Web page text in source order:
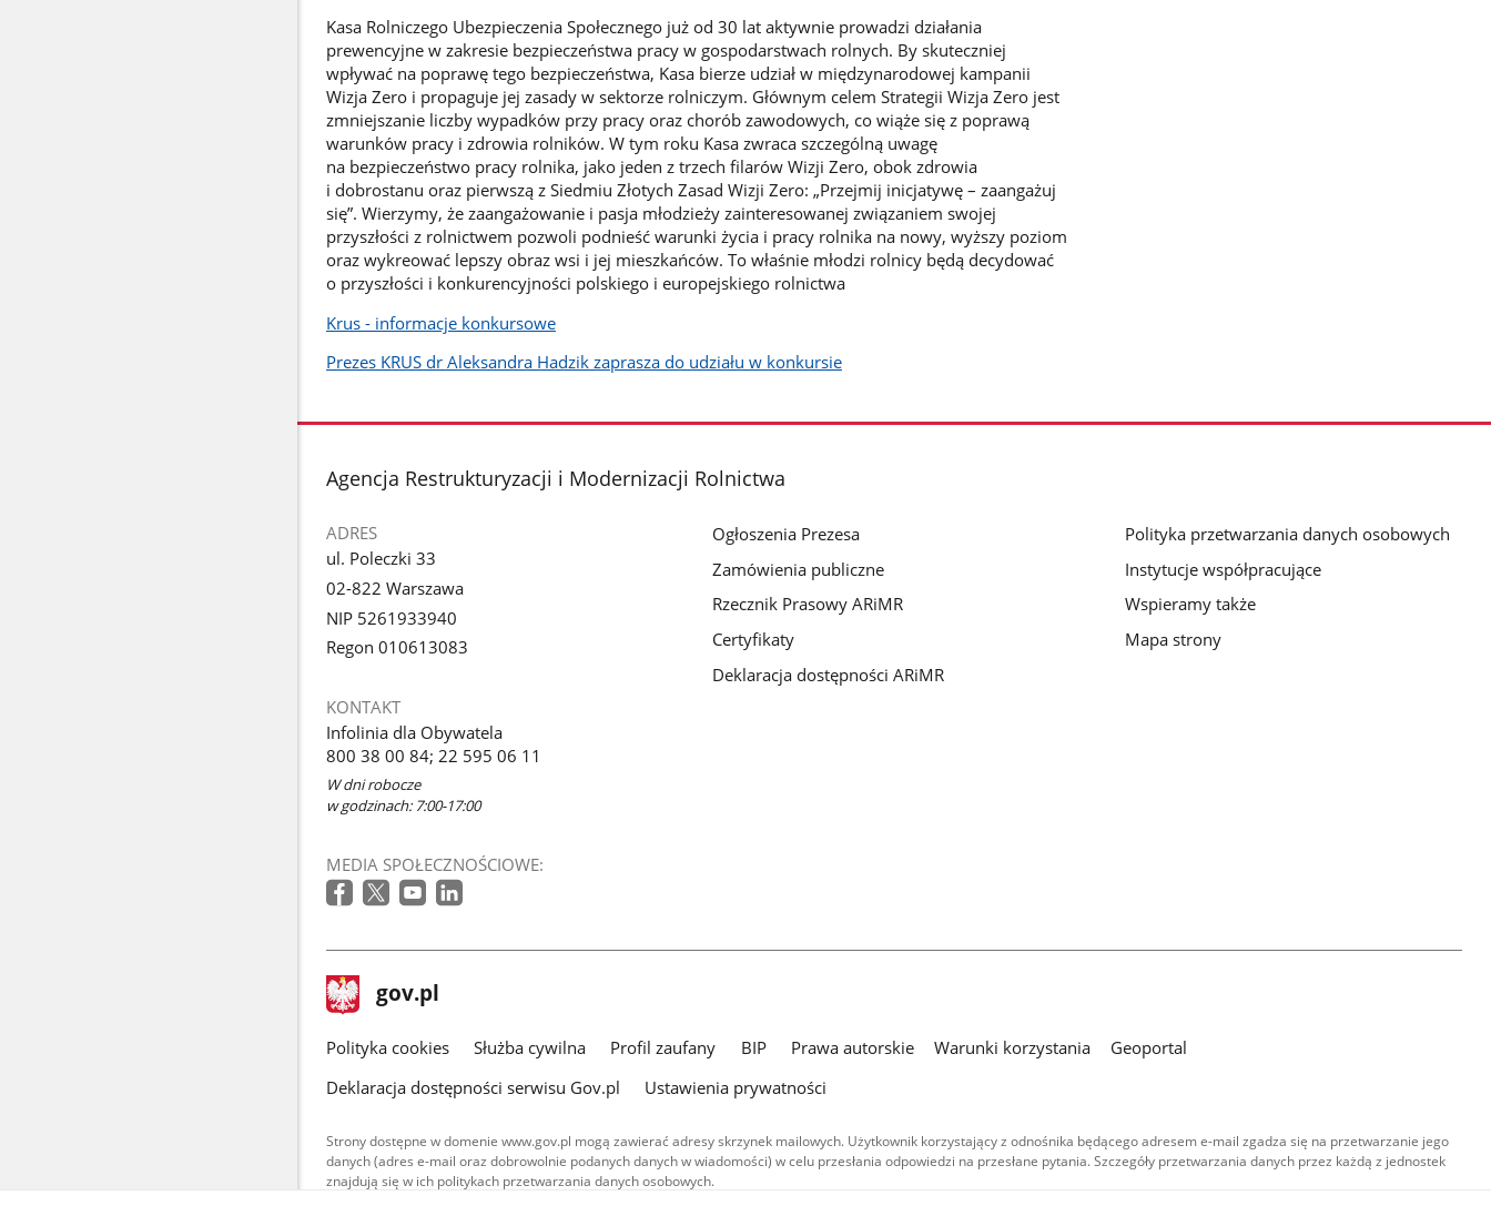
Kasa Rolniczego Ubezpieczenia Społecznego już od 30 lat aktywnie prowadzi działania
prewencyjne w zakresie bezpieczeństwa pracy w gospodarstwach rolnych. By skuteczniej
wpływać na poprawę tego bezpieczeństwa, Kasa bierze udział w międzynarodowej kampanii
Wizja Zero i propaguje jej zasady w sektorze rolniczym. Głównym celem Strategii Wizja Zero jest
zmniejszanie liczby wypadków przy pracy oraz chorób zawodowych, co wiąże się z poprawą
warunków pracy i zdrowia rolników. W tym roku Kasa zwraca szczególną uwagę
na bezpieczeństwo pracy rolnika, jako jeden z trzech filarów Wizji Zero, obok zdrowia
i dobrostanu oraz pierwszą z Siedmiu Złotych Zasad Wizji Zero: „Przejmij inicjatywę – zaangażuj
się”. Wierzymy, że zaangażowanie i pasja młodzieży zainteresowanej związaniem swojej
przyszłości z rolnictwem pozwoli podnieść warunki życia i pracy rolnika na nowy, wyższy poziom
oraz wykreować lepszy obraz wsi i jej mieszkańców. To właśnie młodzi rolnicy będą decydować
o przyszłości i konkurencyjności polskiego i europejskiego rolnictwa
Krus - informacje konkursowe
Prezes KRUS dr Aleksandra Hadzik zaprasza do udziału w konkursie
stopka
Agencja Restrukturyzacji i Modernizacji Rolnictwa
ADRES
ul. Poleczki 33
02-822 Warszawa
NIP 5261933940
Regon 010613083
KONTAKT
Infolinia dla Obywatela
800 38 00 84; 22 595 06 11
W dni robocze
w godzinach: 7:00-17:00
MEDIA SPOŁECZNOŚCIOWE:
Ogłoszenia Prezesa
Zamówienia publiczne
Rzecznik Prasowy ARiMR
Certyfikaty
Deklaracja dostępności ARiMR
Polityka przetwarzania danych osobowych
Instytucje współpracujące
Wspieramy także
Mapa strony
stopka
gov.pl Strona
gov.pl
gov.pl
Polityka cookies Służba cywilna Profil zaufany BIP Prawa autorskie Warunki korzystania
Geoportal
Deklaracja dostępności serwisu Gov.pl
Ustawienia prywatności
Strony dostępne w domenie www.gov.pl mogą zawierać adresy skrzynek mailowych. Użytkownik korzystający z odnośnika będącego adresem e-mail zgadza się na przetwarzanie jego
danych (adres e-mail oraz dobrowolnie podanych danych w wiadomości) w celu przesłania odpowiedzi na przesłane pytania. Szczegóły przetwarzania danych przez każdą z jednostek
znajdują się w ich politykach przetwarzania danych osobowych.